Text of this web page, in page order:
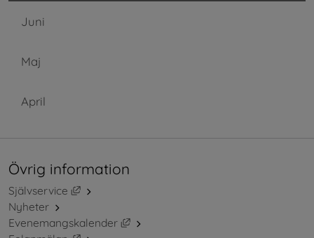
Juni
Maj
April
Övrig information
Självservice
Länk till annan webbplats, öppnas i nytt fönster.
Nyheter
Evenemangskalender
Länk till annan webbplats, öppnas i